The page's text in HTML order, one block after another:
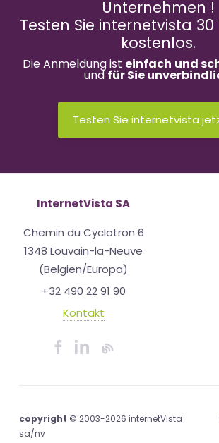
Unternehmen !
Testen Sie internetvista
kostenlos.
Die Anmeldung ist einfach und
undfür Sie
Testen Sie internetvista
InternetVista SA
Chemin du Cyclotron 6
1348 Louvain-la-Neuve
(Belgien/Europa)
+32 490 22 91 90
Kontakt
copyright © 2003-2026 internetVista
sa/nv